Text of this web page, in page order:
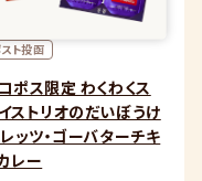
ト投函
ポス限定 わくわくス
ストリオのだいぼうけ
ッツ・ゴーバターチキ
レー